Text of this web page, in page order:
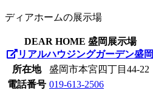
ディアホームの展示場
DEAR HOME 盛岡展示場
リアルハウジングガーデン盛岡
所在地
盛岡市本宮四丁目44-22
電話番号 019-613-2506